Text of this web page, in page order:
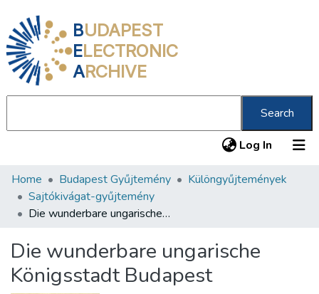
BUDAPEST
ELECTRONIC
ARCHIVE
Search
Log In (current)
Communities & Collections
All of DSpace
About us
Home Budapest Gyűjtemény
Különgyűjtemények
Sajtókivágat-gyűjtemény
Die wunderbare ungarische Königsstadt Budapest
Die wunderbare ungarische
Königsstadt Budapest